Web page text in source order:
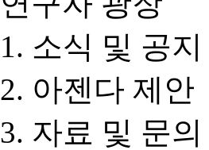
소식 및 공지
아젠다 제안
자료 및 문의